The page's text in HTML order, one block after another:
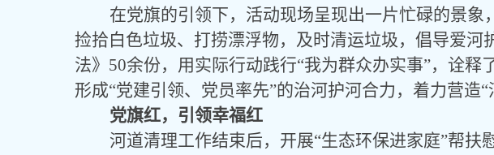
在党旗的引领下，活动现场呈现出一片忙碌的景象，
捡拾白色垃圾、打捞漂浮物，及时清运垃圾，倡导爱河
法》 50余份， 用实际行动践行“我为群众办实事”，诠释
形成“党建引领、党员率先”的治河护河合力，着力营造
党旗红，引领幸福红
河道清理工作结束后，开展“生态环保进家庭”帮扶